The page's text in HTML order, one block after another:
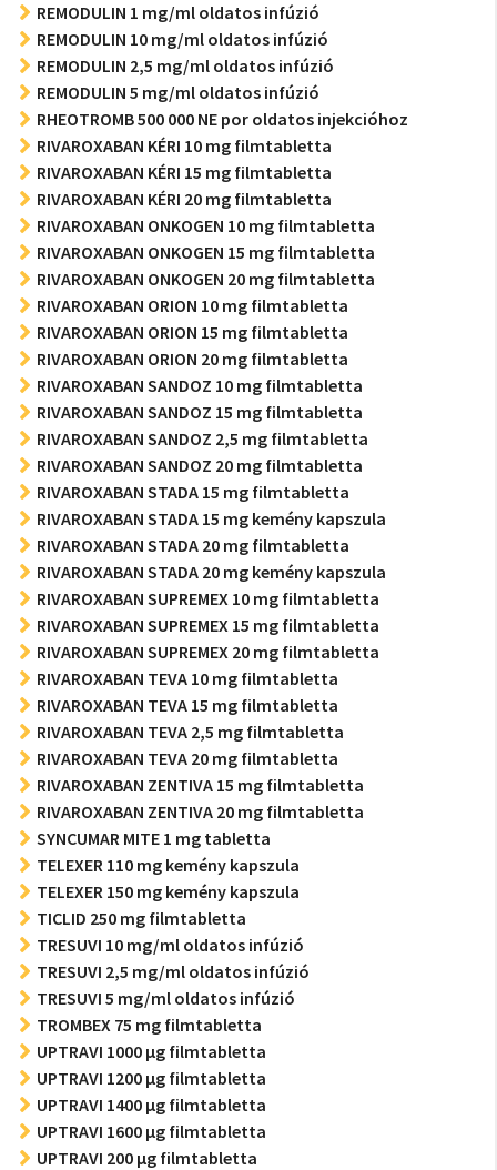
REMODULIN 1 mg/ml oldatos infúzió
REMODULIN 10 mg/ml oldatos infúzió
REMODULIN 2,5 mg/ml oldatos infúzió
REMODULIN 5 mg/ml oldatos infúzió
RHEOTROMB 500 000 NE por oldatos injekcióhoz
RIVAROXABAN KÉRI 10 mg filmtabletta
RIVAROXABAN KÉRI 15 mg filmtabletta
RIVAROXABAN KÉRI 20 mg filmtabletta
RIVAROXABAN ONKOGEN 10 mg filmtabletta
RIVAROXABAN ONKOGEN 15 mg filmtabletta
RIVAROXABAN ONKOGEN 20 mg filmtabletta
RIVAROXABAN ORION 10 mg filmtabletta
RIVAROXABAN ORION 15 mg filmtabletta
RIVAROXABAN ORION 20 mg filmtabletta
RIVAROXABAN SANDOZ 10 mg filmtabletta
RIVAROXABAN SANDOZ 15 mg filmtabletta
RIVAROXABAN SANDOZ 2,5 mg filmtabletta
RIVAROXABAN SANDOZ 20 mg filmtabletta
RIVAROXABAN STADA 15 mg filmtabletta
RIVAROXABAN STADA 15 mg kemény kapszula
RIVAROXABAN STADA 20 mg filmtabletta
RIVAROXABAN STADA 20 mg kemény kapszula
RIVAROXABAN SUPREMEX 10 mg filmtabletta
RIVAROXABAN SUPREMEX 15 mg filmtabletta
RIVAROXABAN SUPREMEX 20 mg filmtabletta
RIVAROXABAN TEVA 10 mg filmtabletta
RIVAROXABAN TEVA 15 mg filmtabletta
RIVAROXABAN TEVA 2,5 mg filmtabletta
RIVAROXABAN TEVA 20 mg filmtabletta
RIVAROXABAN ZENTIVA 15 mg filmtabletta
RIVAROXABAN ZENTIVA 20 mg filmtabletta
SYNCUMAR MITE 1 mg tabletta
TELEXER 110 mg kemény kapszula
TELEXER 150 mg kemény kapszula
TICLID 250 mg filmtabletta
TRESUVI 10 mg/ml oldatos infúzió
TRESUVI 2,5 mg/ml oldatos infúzió
TRESUVI 5 mg/ml oldatos infúzió
TROMBEX 75 mg filmtabletta
UPTRAVI 1000 µg filmtabletta
UPTRAVI 1200 µg filmtabletta
UPTRAVI 1400 µg filmtabletta
UPTRAVI 1600 µg filmtabletta
UPTRAVI 200 µg filmtabletta